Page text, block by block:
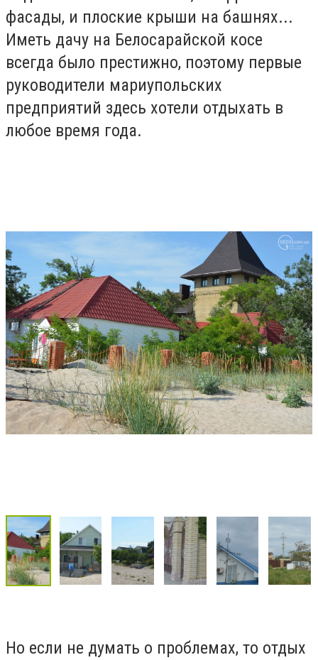
фасады, и плоские крыши на башнях...
Иметь дачу на Белосарайской косе
всегда было престижно, поэтому первые
руководители мариупольских
предприятий здесь хотели отдыхать в
любое время года.
Но если не думать о проблемах, то отдых